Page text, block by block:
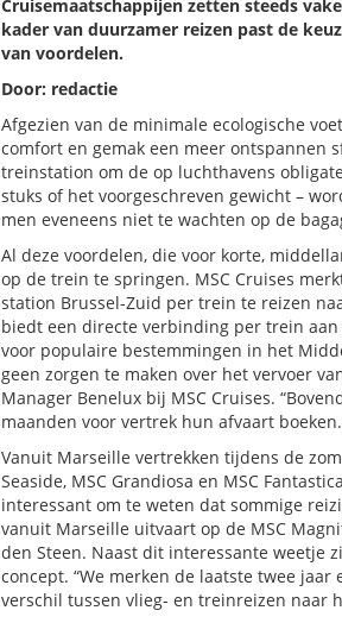
Cruisemaatschappijen zetten steeds
kader van duurzamer reizen past de
van voordelen.
Door: redactie
Afgezien van de minimale ecologische
comfort en gemak een meer ontspannen
treinstation om de op luchthavens
stuks of het voorgeschreven gewicht –
men eveneens niet te wachten op de
Al deze voordelen, die voor korte,
op de trein te springen. MSC Cruises
station Brussel-Zuid per trein te reizen
biedt een directe verbinding per trein
voor populaire bestemmingen in het
geen zorgen te maken over het vervoer
Manager Benelux bij MSC Cruises.
maanden voor vertrek hun afvaart
Vanuit Marseille vertrekken tijdens de
Seaside, MSC Grandiosa en MSC
interessant om te weten dat sommige
vanuit Marseille uitvaart op de MSC
den Steen. Naast dit interessante weetje
concept. “We merken de laatste twee
verschil tussen vlieg- en treinreizen naar